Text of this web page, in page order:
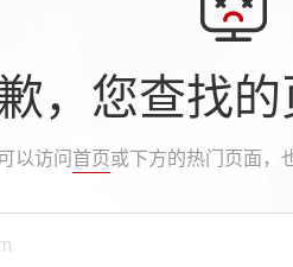
，您查找
以访问 首页或下方的热门页面，